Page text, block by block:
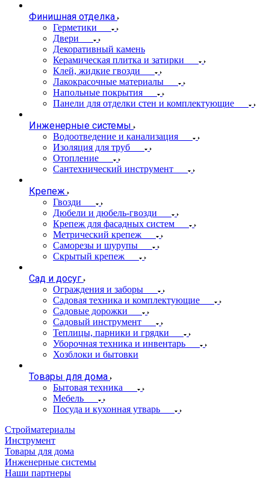
Финишная отделка
Герметики
Двери
Декоративный камень
Керамическая плитка и затирки
Клей, жидкие гвозди
Лакокрасочные материалы
Напольные покрытия
Панели для отделки стен и комплектующие
Инженерные системы
Водоотведение и канализация
Изоляция для труб
Отопление
Сантехнический инструмент
Крепеж
Гвозди
Дюбели и дюбель-гвозди
Крепеж для фасадных систем
Метрический крепеж
Саморезы и шурупы
Скрытый крепеж
Сад и досуг
Ограждения и заборы
Садовая техника и комплектующие
Садовые дорожки
Садовый инструмент
Теплицы, парники и грядки
Уборочная техника и инвентарь
Хозблоки и бытовки
Товары для дома
Бытовая техника
Мебель
Посуда и кухонная утварь
Стройматериалы
Инструмент
Товары для дома
Инженерные системы
Наши партнеры